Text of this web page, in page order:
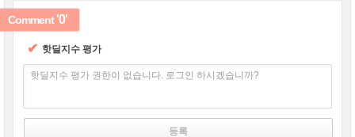
✔ 핫딜지수 평가
핫딜지수 평가 권한이 없습니다. 로그인 하시겠습니까?
Comment'0'